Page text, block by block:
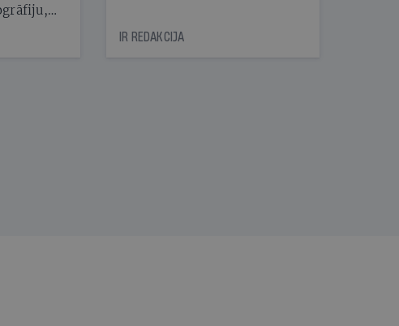
uzticas
kad
IR REDAKCIJA